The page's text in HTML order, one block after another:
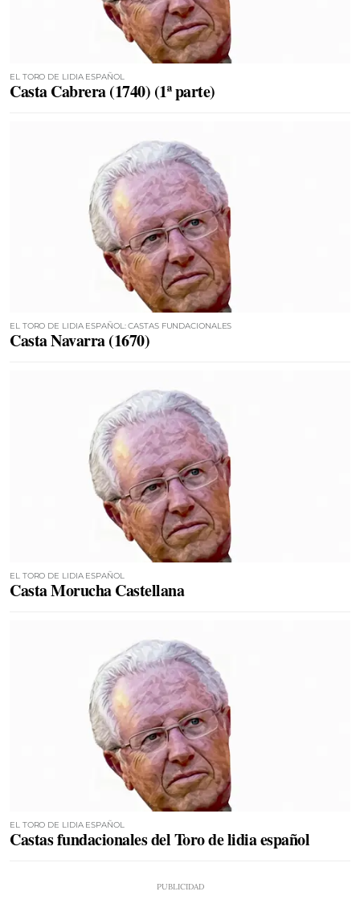
EL TORO DE LIDIA ESPAÑOL
Casta Cabrera (1740) (1ª parte)
EL TORO DE LIDIA ESPAÑOL: CASTAS FUNDACIONALES
Casta Navarra (1670)
EL TORO DE LIDIA ESPAÑOL
Casta Morucha Castellana
EL TORO DE LIDIA ESPAÑOL
Castas fundacionales del Toro de lidia español